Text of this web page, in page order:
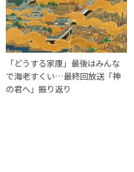
「どうする家康」最後はみんな
で海老すくい…最終回放送「神
の君へ」振り返り